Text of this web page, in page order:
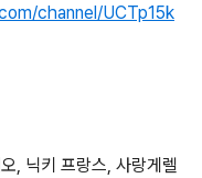
channel/UCTp15k
, 닉키 프랑스, 사랑게렐